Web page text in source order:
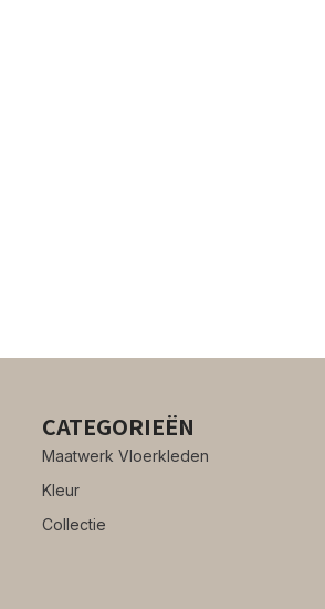
CATEGORIEËN
Maatwerk Vloerkleden
Kleur
Collectie